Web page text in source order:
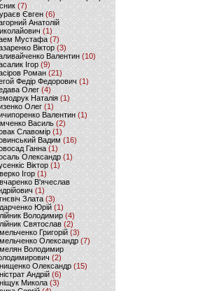
(7)
Євген(6)
Анатолій
(1)
Мустафа (7)
Віктор (3)
Валентин (10)
Ігор(9)
Роман (21)
Федір Федорович(1)
Олег(4)
Наталія(1)
Олег (1)
Валентин (1)
Василь (2)
Славомір (1)
Вадим (16)
Ганна (1)
Олександр (1)
Віктор (1)
Ігор (1)
В'ячеслав
(1)
Злата (3)
Юрій(1)
Володимир (4)
Святослав (2)
Григорій (3)
Олександр(7)
Володимир
(2)
Олександр (15)
Андрій (6)
Микола (3)